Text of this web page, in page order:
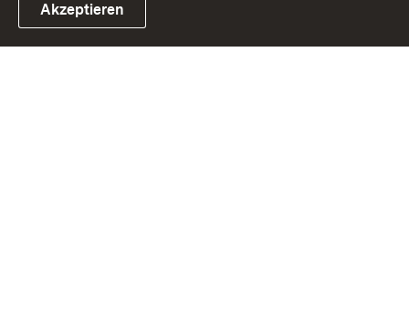
Akzeptieren